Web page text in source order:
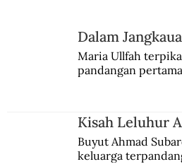
Ketika Sukarno Murka
Dalam
Maria Ullfah
pandangan
Kisah Leluhur
Buyut Ahmad
keluarga